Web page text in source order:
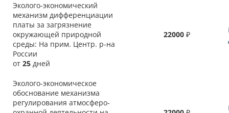
Эколого-экономический
механизм дифференциации
платы за загрязнение
окружающей природной
среды: На прим. Центр. р-на
России
от 25 дней
22000 ₽
Эколого-экономическое
обоснование механизма
регулирования атмосферо-